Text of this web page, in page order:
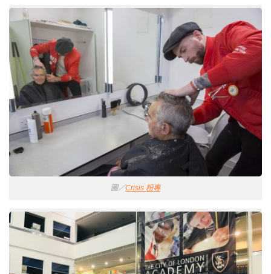
圖／Crisis 粉專